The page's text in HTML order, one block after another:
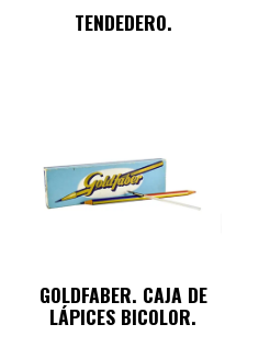
TENDEDERO.
GOLDFABER. CAJA DE
LÁPICES BICOLOR.